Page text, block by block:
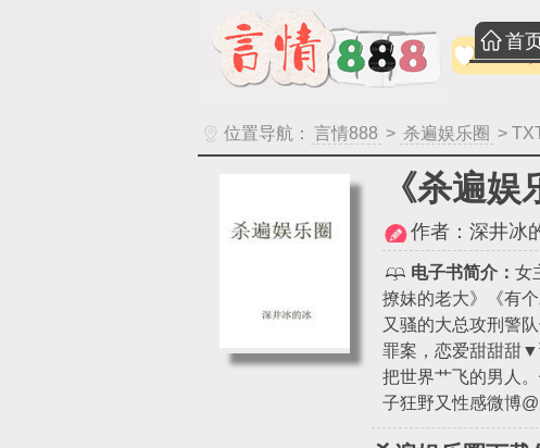
首
位置导航： 言情888 > 杀遍娱乐圈 >
《杀遍
作者： 深井冰
电子书简介： 女
撩妹的老大》《有
又骚的大总攻刑警
罪案，恋爱甜甜甜▼
把世界艹飞的男人
子狂野又性感微博